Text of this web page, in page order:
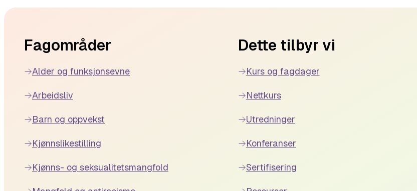
Footer
Fagområder
Alder og funksjonsevne
Arbeidsliv
Barn og oppvekst
Kjønnslikestilling
Kjønns- og seksualitetsmangfold
Dette tilbyr vi
Kurs og fagdager
Nettkurs
Utredninger
Konferanser
Sertifisering